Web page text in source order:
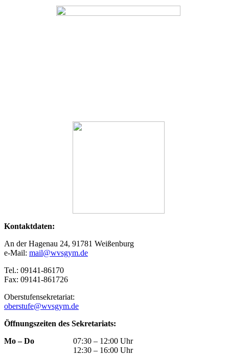
Kontaktdaten:
An der Hagenau 24, 91781 Weißenburg
e-Mail: mail@wvsgym.de
Tel.: 09141-86170
Fax: 09141-861726
Oberstufensekretariat:
oberstufe@wvsgym.de
Öffnungszeiten des Sekretariats:
Mo – Do
07:30 – 12:00 Uhr
12:30 – 16:00 Uhr